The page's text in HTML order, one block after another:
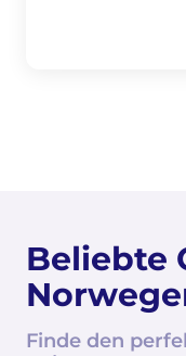
Beliebte
Finde den